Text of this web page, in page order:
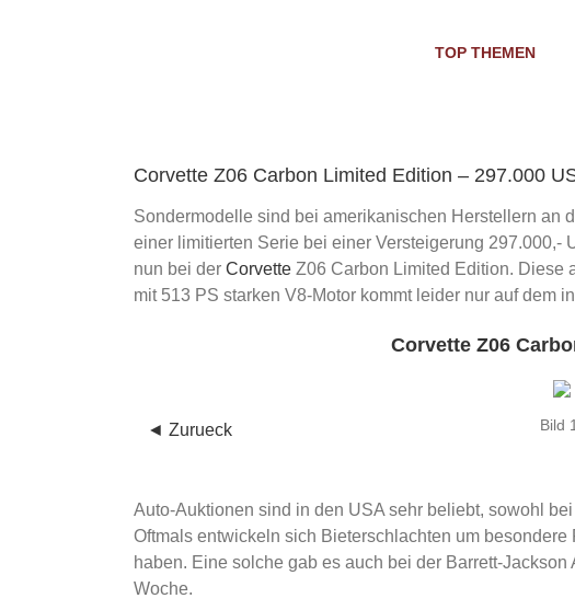
TOP THEMEN
Corvette Z06 Carbon Limited Edition – 297.000
Sondermodelle sind bei amerikanischen Herstellern an
einer limitierten Serie bei einer Versteigerung 297.000,-
nun bei der Corvette Z06 Carbon Limited Edition. Diese
mit 513 PS starken V8-Motor kommt leider nur auf dem
Corvette Z06
◄ Zurueck Bild
Auto-Auktionen sind in den USA sehr beliebt, sowohl
Oftmals entwickeln sich Bieterschlachten um
haben. Eine solche gab es auch bei der Barrett-
Woche.